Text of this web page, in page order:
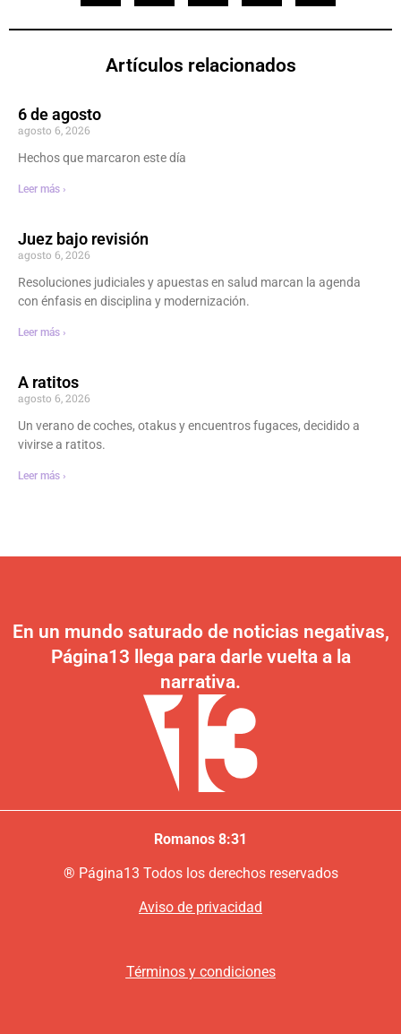
Artículos relacionados
6 de agosto
agosto 6, 2026
Hechos que marcaron este día
Leer más ›
Juez bajo revisión
agosto 6, 2026
Resoluciones judiciales y apuestas en salud marcan la agenda
con énfasis en disciplina y modernización.
Leer más ›
A ratitos
agosto 6, 2026
Un verano de coches, otakus y encuentros fugaces, decidido a
vivirse a ratitos.
Leer más ›
En un mundo saturado de noticias negativas,
Página13 llega para darle vuelta a la
narrativa.
Romanos 8:31
® Página13 Todos los derechos reservados
Aviso de privacidad
Términos y condiciones